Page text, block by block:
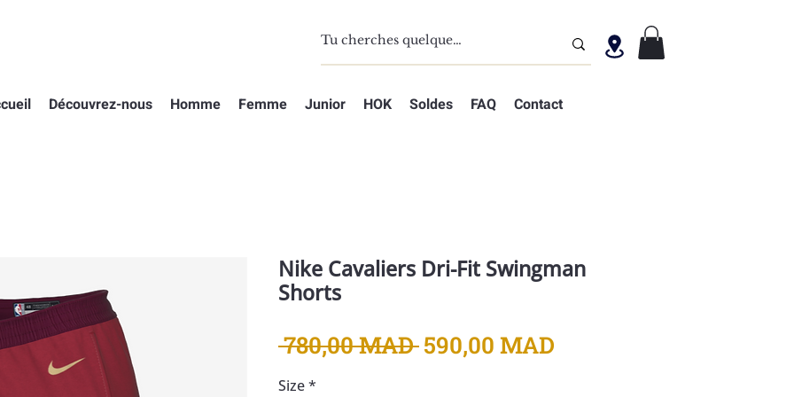
Découvrez-nous Homme Femme Junior HOK Soldes FAQ Contact
Nike Cavaliers Dri-Fit Swingman
Shorts
780,00 MAD Prix
590,00 MAD
Size*